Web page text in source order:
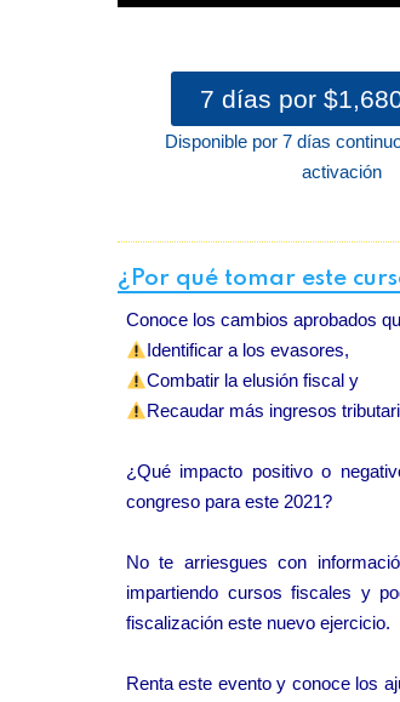
7 días por
Disponible por 7 días
activación
¿Por qué tomar este
Conoce los cambios aprobados
Identificar a los evasores,
Combatir la elusión fiscal y
Recaudar más ingresos
¿Qué impacto positivo o
congreso para este 2021?
No te arriesgues con
impartiendo cursos fiscales y
fiscalización este nuevo ejercicio.
Renta este evento y conoce los